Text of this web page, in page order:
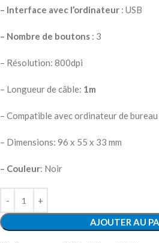
– Interface avec l’ordinateur : USB
– Nombre de boutons : 3
– Résolution: 800dpi
– Longueur de câble: 1m
– Compatible avec ordinateur de
– Dimensions: 96 x 55 x 33 mm
– Couleur: Noir
AJOUTER AU